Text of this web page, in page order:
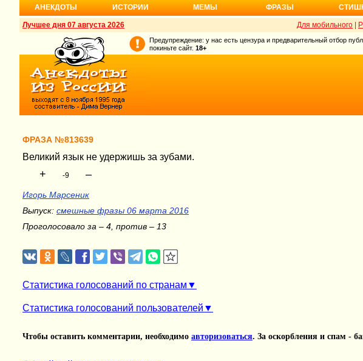
АНЕКДОТЫ ИСТОРИИ МЕМЫ ФРАЗЫ
Лучшее дня 07 августа 2026 Для мобильного
Предупреждение: у нас есть цензура и предварительный отбор
покиньте сайт. 18+
ФРАЗА №813639
Великий язык не удержишь за зубами.
+ -9 –
Игорь Марсеник
Выпуск: смешные фразы 06 марта 2016
Проголосовало за – 4, против – 13
Статистика голосований по странам
Статистика голосований пользователей
Чтобы оставить комментарии, необходимо авторизоваться. За оскорбления и спам -